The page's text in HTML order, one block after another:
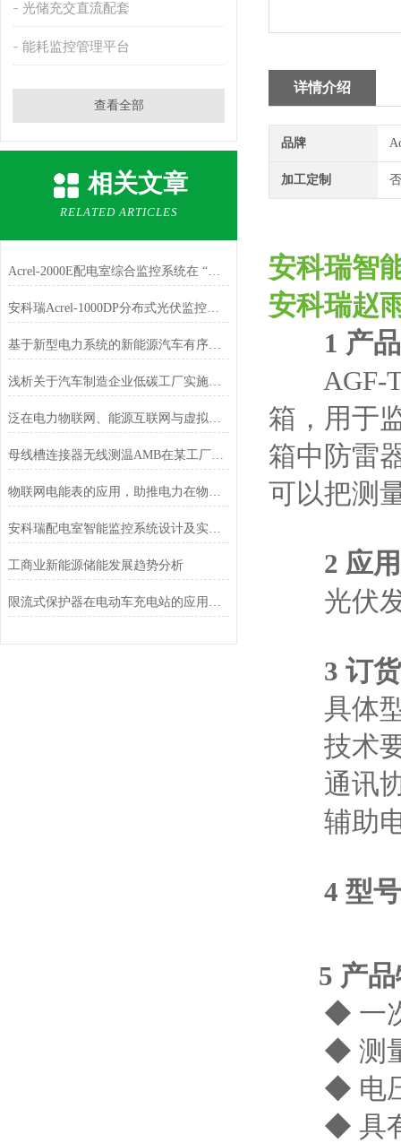
光储充交直流配套
能耗监控管理平台
查看全部
相关文章
RELATED ARTICLES
Acrel-2000E配电室综合监控系统在 “三大工程”中的应用
安科瑞Acrel-1000DP分布式光伏监控系统在广西大唐至浦北高速高速项目中应用
基于新型电力系统的新能源汽车有序充电解决方案
浅析关于汽车制造企业低碳工厂实施路径
泛在电力物联网、能源互联网与虚拟电厂
母线槽连接器无线测温AMB在某工厂配电中的应用
物联网电能表的应用，助推电力在物联网上的建设
安科瑞配电室智能监控系统设计及实现分析
工商业新能源储能发展趋势分析
限流式保护器在电动车充电站的应用探讨
详情介绍
品牌
加工定制
安科瑞智
安科瑞赵
1 产品
AGF-T
箱，用于
箱中防雷
可以把测
2 应
光伏发
3 订
具体型
技术要
通讯协
辅助电
4 型
5 产品
◆ 一次
◆ 测量
◆ 电压
◆ 具有